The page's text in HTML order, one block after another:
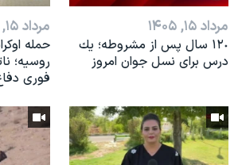
مرداد ۱۵, ۱۴۰۵
١٢٠ سال پس از مشروطه؛ یك
درس براى نسل جوان امروز
مرداد ۱۵, ۱۴۰۵
حمله
روسیه؛
فوری